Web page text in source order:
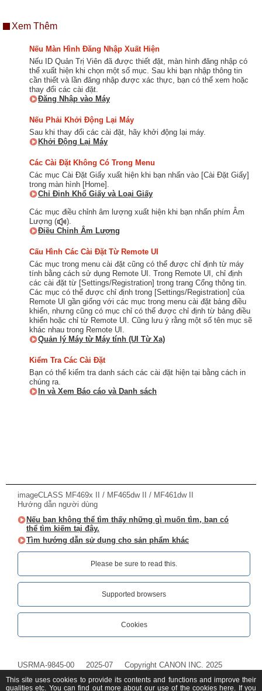
Xem Thêm
Nếu Màn Hình Đăng Nhập Xuất Hiện
Nếu ID Quản Trị Viên đã được thiết đặt, màn hình đăng nhập có
thể xuất hiện khi chọn một số mục. Sau khi bạn nhập thông tin
cần thiết và lần đăng nhập được xác thực, bạn có thể xem hoặc
thay đổi các cài đặt.
Đăng Nhập vào Máy
Nếu Phải Khởi Động Lại Máy
Sau khi thay đổi các cài đặt, hãy khởi động lại máy.
Khởi Động Lại Máy
Các Cài Đặt Không Có Trong Menu
Các mục Cài Đặt Giấy xuất hiện khi bạn nhấn vào [Cài Đặt Giấy]
trong màn hình [Home].
Chỉ Định Khổ Giấy và Loại Giấy
Các mục điều chỉnh âm lượng xuất hiện khi bạn nhấn phím Âm
Lượng (
).
Điều Chỉnh Âm Lượng
Cấu Hình Các Cài Đặt Từ Remote UI
Các mục trong menu cài đặt cũng có thể được chỉ định từ máy
tính bằng cách sử dụng Remote UI. Trong Remote UI, chỉ định
các cài đặt từ [Settings/Registration] trong trang Cổng thông tin.
Các mục có thể được chỉ định trong [Settings/Registration] của
Remote UI gần giống với các mục trong menu cài đặt bảng điều
khiển, nhưng cũng có mục chỉ có thể được chỉ định từ bảng điều
khiển hoặc chỉ từ Remote UI. Cũng lưu ý rằng một số tên mục sẽ
khác nhau trong Remote UI.
Quản lý Máy từ Máy tính (UI Từ Xa)
Kiểm Tra Các Cài Đặt
Bạn có thể kiểm tra danh sách các cài đặt hiện tại bằng cách in
chúng ra.
In và Xem Báo cáo và Danh sách
imageCLASS MF469x II / MF465dw II / MF461dw II
Hướng dẫn người dùng
Nếu bạn không thể tìm thấy những gì muốn tìm, bạn có
thể tìm kiếm tại đây.
Tìm hướng dẫn sử dụng cho sản phẩm khác
Please be sure to read this.‎
Supported browsers
Cookies
USRMA-9845-00 2025-07 Copyright CANON INC. 2025
This site uses cookies to provide its contents and functions and improve their
qualities etc. You can find out more about our use of the cookies here. If you